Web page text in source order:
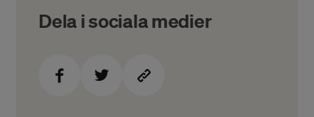
Dela i sociala medier